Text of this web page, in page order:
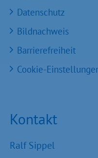
Datenschutz
Bildnachweis
Barrierefreiheit
Cookie-
Kontakt
Ralf Sippel